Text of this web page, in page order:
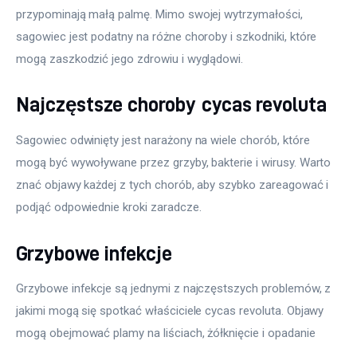
przypominają małą palmę. Mimo swojej wytrzymałości,
sagowiec jest podatny na różne choroby i szkodniki, które
mogą zaszkodzić jego zdrowiu i wyglądowi.
Najczęstsze choroby cycas revoluta
Sagowiec odwinięty jest narażony na wiele chorób, które
mogą być wywoływane przez grzyby, bakterie i wirusy. Warto
znać objawy każdej z tych chorób, aby szybko zareagować i
podjąć odpowiednie kroki zaradcze.
Grzybowe infekcje
Grzybowe infekcje są jednymi z najczęstszych problemów, z
jakimi mogą się spotkać właściciele cycas revoluta. Objawy
mogą obejmować plamy na liściach, żółknięcie i opadanie